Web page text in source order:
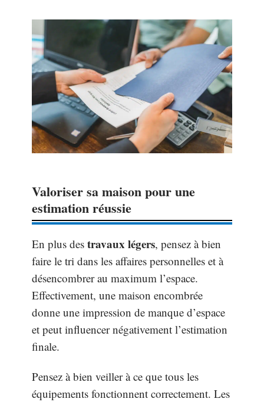
Valoriser sa maison pour une
estimation réussie
En plus des travaux légers, pensez à bien
faire le tri dans les affaires personnelles et à
désencombrer au maximum l’espace.
Effectivement, une maison encombrée
donne une impression de manque d’espace
et peut influencer négativement l’estimation
finale.
Pensez à bien veiller à ce que tous les
équipements fonctionnent correctement. Les